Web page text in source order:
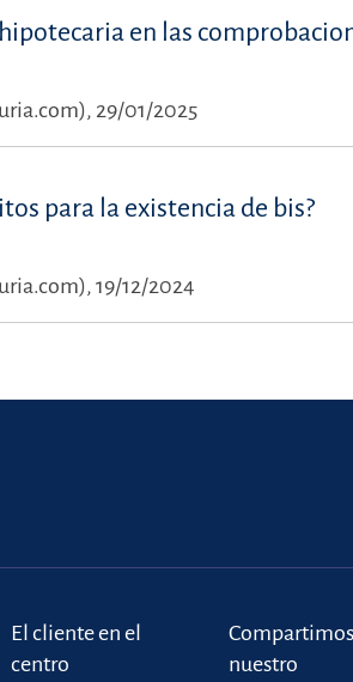
en las
29/01/2025
para la existencia de bis?
19/12/2024
El cliente en el
centro
Compartimos
nuestro